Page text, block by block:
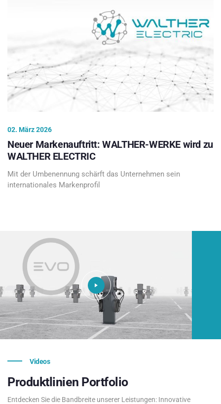
02. März 2026
Neuer Markenauftritt: WALTHER-WERKE wird zu
WALTHER ELECTRIC
Mit der Umbenennung schärft das Unternehmen sein
internationales Markenprofil
Videos
Produktlinien Portfolio
Entdecken Sie die Bandbreite unserer Leistungen: Innovative